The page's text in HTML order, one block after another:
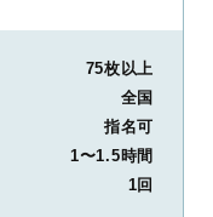
75枚以上
全国
指名可
1〜1.5時間
1回